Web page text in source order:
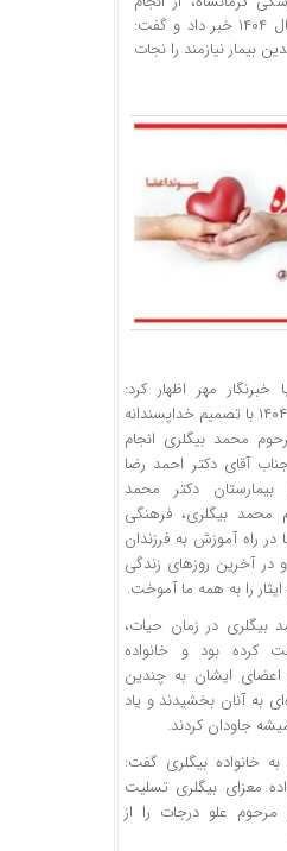
سومین اهدای عضو سال ۱۴۰۴ خبر داد و گفت:
بیمار نیازمند را نجات
مهر اظهار کرد:
سومین اهدای عضو سال ۱۴۰۴ با تصمیم خداپسندانه
محمد بیگلری انجام
آقای دکتر احمد رضا
دکتر محمد
محمد بیگلری، فرهنگی
راه آموزش به فرزندان
در آخرین روزهای زندگی
را به همه ما آموخت.
بیگلری در زمان حیات،
کرده بود و خانواده
اعضای ایشان به چندین
به آنان بخشیدند و یاد
جاودان کردند.
بیگلری گفت:
معزای بیگلری تسلیت
علو درجات را از